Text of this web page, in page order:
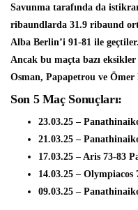
Savunma tarafında da
ribaundlarda 31.9 ribaund
Alba Berlin’i 91-81 ile
Ancak bu maçta bazı eksikler
Osman, Papapetrou ve
Son 5 Maç Sonuçları:
23.03.25 –
21.03.25 –
17.03.25 – Aris 73-83
14.03.25 –
09.03.25 –